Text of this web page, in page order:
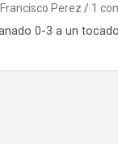
Francisco Perez 1
0-3 a un